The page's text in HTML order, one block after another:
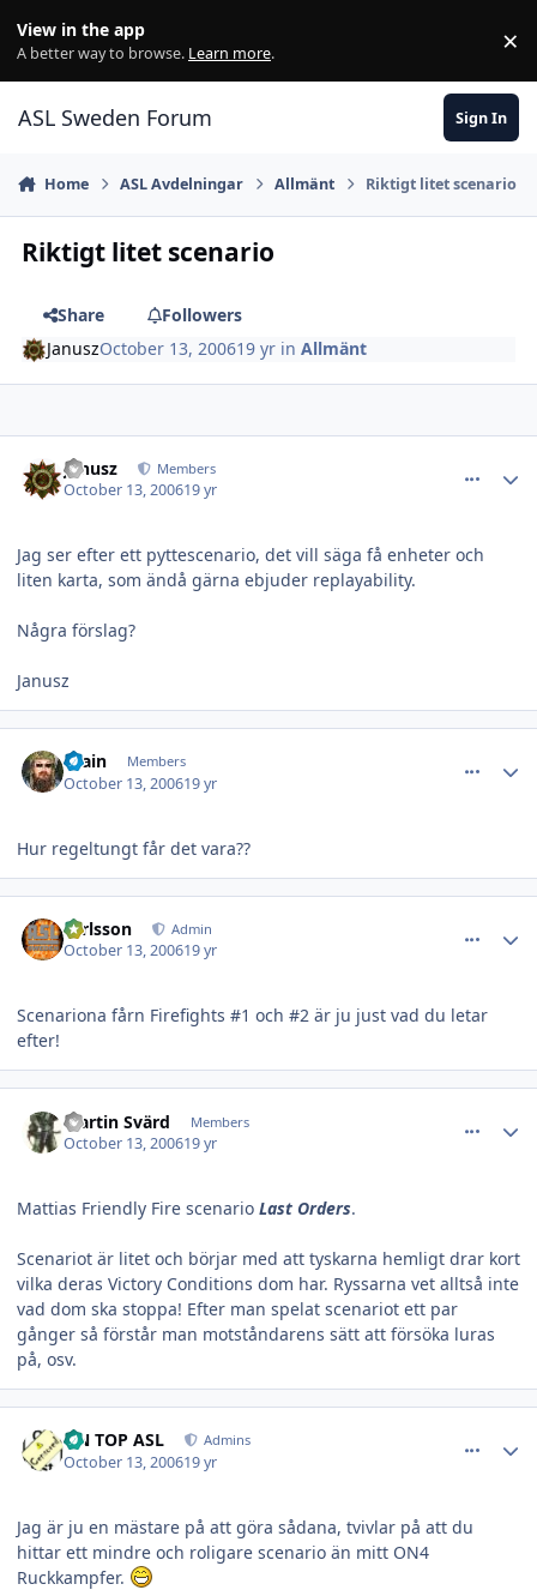
View in the app
A better way to browse. Learn more. ×
ASL Sweden Forum Sign In
Home ASL Avdelningar Allmänt Riktigt litet scenario
Riktigt litet scenario
Share
Followers
JanuszOctober 13, 200619 yr inAllmänt
Janusz Members
October 13, 200619 yr
Jag ser efter ett pyttescenario, det vill säga få enheter och
liten karta, som ändå gärna ebjuder replayability.
Några förslag?
Janusz
Brain Members
October 13, 200619 yr
Hur regeltungt får det vara??
carlsson Admin
October 13, 200619 yr
Scenariona fårn Firefights #1 och #2 är ju just vad du letar
efter!
Martin Svärd Members
October 13, 200619 yr
Mattias Friendly Fire scenario Last Orders.
Scenariot är litet och börjar med att tyskarna hemligt drar kort
vilka deras Victory Conditions dom har. Ryssarna vet alltså inte
vad dom ska stoppa! Efter man spelat scenariot ett par
gånger så förstår man motståndarens sätt att försöka luras
på, osv.
ON TOP ASL Admins
October 13, 200619 yr
Jag är ju en mästare på att göra sådana, tvivlar på att du
hittar ett mindre och roligare scenario än mitt ON4
Ruckkampfer.